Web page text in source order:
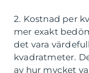
2. Kostnad per
mer exakt
det vara
kvadratmeter.
av hur mycket